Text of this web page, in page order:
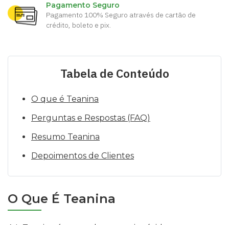
Pagamento Seguro
Pagamento 100% Seguro através de cartão de
crédito, boleto e pix.
O Que É Teanina
Tabela de Conteúdo
O que é Teanina
Perguntas e Respostas (FAQ)
Resumo Teanina
Depoimentos de Clientes